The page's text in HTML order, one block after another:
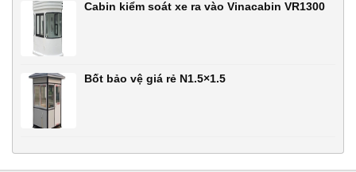
Cabin kiểm soát xe ra vào Vinacabin VR1300
Bốt bảo vệ giá rẻ N1.5×1.5